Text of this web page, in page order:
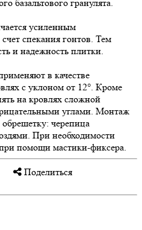
базальтового гранулята.
усиленным
спекания гонтов. Тем
и надежность плитки.
в качестве
с уклоном от 12°. Кроме
на кровлях сложной
углами. Монтаж
черепица
При необходимости
помощи мастики-фиксера.
Поделиться